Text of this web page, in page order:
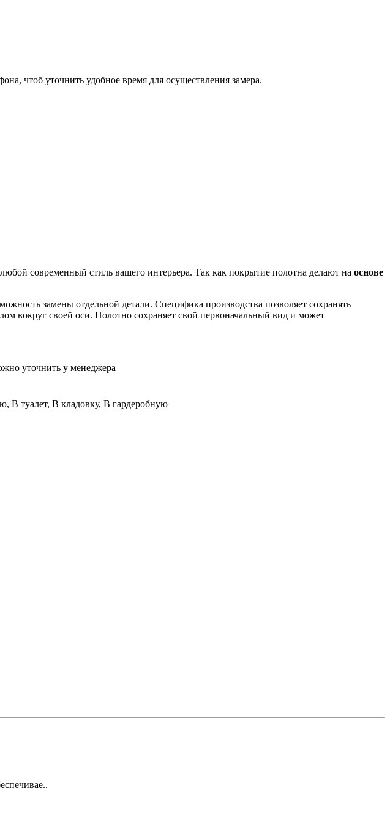
чтоб уточнить удобное время для осуществления замера.
современный стиль вашего интерьера. Так как покрытие полотна делают на основе
замены отдельной детали. Специфика производства позволяет сохранять
вокруг своей оси. Полотно сохраняет свой первоначальный вид и может
уточнить у менеджера
туалет, В кладовку, В гардеробную